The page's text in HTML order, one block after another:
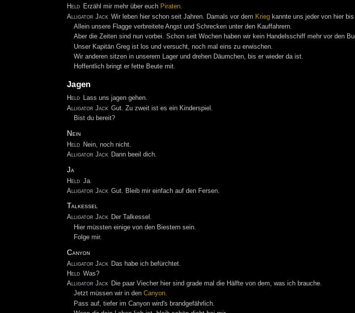
Held Erzähl mir mehr über euch Piraten.
Alligator Jack Wir leben hier schon seit Jahren. Damals vor dem Krieg kannte uns jeder von hier
Allein unsere Flagge verbreitete Angst und Schrecken unter den Kauffahrern.
Aber die Zeiten sind nun vorbei. Schon seit Wochen haben wir kein Handelsschiff mehr vor den
Unser Kapitän Greg ist los und versucht, noch mal eins zu erwischen.
Wir anderen sitzen in unserem Lager und drehen Däumchen, bis er wieder da ist.
Hoffentlich bringt er fette Beute mit.
Jagen
Held
Lass uns jagen gehen.
Alligator Jack Gut. Zu zweit ist es ein Kinderspiel.
Bist du bereit?
Nein
Held
Nein, noch nicht.
Alligator Jack Dann beeil dich.
Ja
Held Ja.
Alligator Jack Gut. Bleib mir einfach auf den Fersen.
Talkessel
Alligator Jack Der Talkessel.
Hier müssten einige von den Biestern sein.
Folge mir.
Canyon
Alligator Jack Das habe ich befürchtet.
Held Was?
Alligator Jack Die paar Viecher hier sind grade mal die Hälfte von dem, was ich brauche.
Jetzt müssen wir in den Canyon.
Pass auf, tiefer im Canyon wird's brandgefährlich.